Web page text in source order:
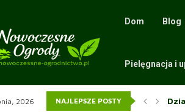
Dom Blog
Pielęgnacja i
2026 NAJLEPSZE POSTY